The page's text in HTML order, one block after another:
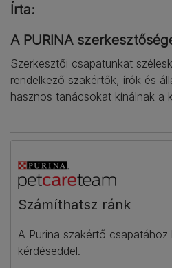
Írta:
A PURINA
Szerkesztői csapatunkat
rendelkező szakértők, írók és
hasznos tanácsokat kínálnak a
Számíthatsz ránk​
A Purina szakértő
kérdéseddel.